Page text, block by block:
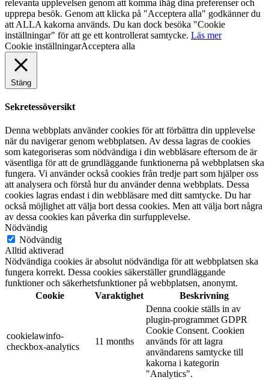
relevanta upplevelsen genom att komma ihåg dina preferenser och
upprepa besök. Genom att klicka på "Acceptera alla" godkänner du
att ALLA kakorna används. Du kan dock besöka "Cookie
inställningar" för att ge ett kontrollerat samtycke. Läs mer
Cookie inställningarAcceptera alla
Stäng
Sekretessöversikt
Denna webbplats använder cookies för att förbättra din upplevelse
när du navigerar genom webbplatsen. Av dessa lagras de cookies
som kategoriseras som nödvändiga i din webbläsare eftersom de är
väsentliga för att de grundläggande funktionerna på webbplatsen ska
fungera. Vi använder också cookies från tredje part som hjälper oss
att analysera och förstå hur du använder denna webbplats. Dessa
cookies lagras endast i din webbläsare med ditt samtycke. Du har
också möjlighet att välja bort dessa cookies. Men att välja bort några
av dessa cookies kan påverka din surfupplevelse.
Nödvändig
Nödvändig
Alltid aktiverad
Nödvändiga cookies är absolut nödvändiga för att webbplatsen ska
fungera korrekt. Dessa cookies säkerställer grundläggande
funktioner och säkerhetsfunktioner på webbplatsen, anonymt.
Cookie
Varaktighet Beskrivning
cookielawinfo-
checkbox-analytics
11 months
Denna cookie ställs in av
plugin-programmet GDPR
Cookie Consent. Cookien
används för att lagra
användarens samtycke till
kakorna i kategorin
"Analytics".